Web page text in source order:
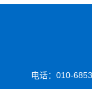
电话：010-